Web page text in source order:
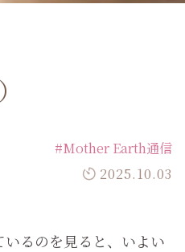
#Mother Earth通信
2025.10.03
るのを見ると、いよい